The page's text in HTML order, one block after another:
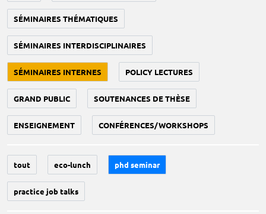
SÉMINAIRES THÉMATIQUES
SÉMINAIRES INTERDISCIPLINAIRES
SÉMINAIRES INTERNES POLICY LECTURES
GRAND PUBLIC SOUTENANCES DE THÈSE
ENSEIGNEMENT CONFÉRENCES/WORKSHOPS
tout eco-lunch phd seminar
practice job talks